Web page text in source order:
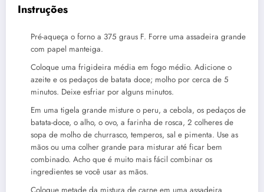
Instruções
Pré-aqueça o forno a 375 graus F. Forre uma assadeira grande
com papel manteiga.
Coloque uma frigideira média em fogo médio. Adicione o
azeite e os pedaços de batata doce; molho por cerca de 5
minutos. Deixe esfriar por alguns minutos.
Em uma tigela grande misture o peru, a cebola, os pedaços de
batata-doce, o alho, o ovo, a farinha de rosca, 2 colheres de
sopa de molho de churrasco, temperos, sal e pimenta. Use as
mãos ou uma colher grande para misturar até ficar bem
combinado. Acho que é muito mais fácil combinar os
ingredientes se você usar as mãos.